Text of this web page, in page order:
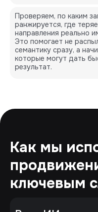
Проверяем, по каким
ранжируется, где
направления реально
Это помогает не
семантику сразу, а
которые могут дать
результат.
Как мы
ключевым